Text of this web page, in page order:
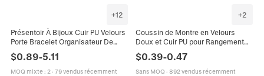
+12
Présentoir À Bijoux Cuir PU Velours
Porte Bracelet Organisateur De
Montre Support En T Étagère De
Rangement Amovible
$0.89-5.11
MOQ mixte: 2· 79 vendus récemment
+2
Coussin de Montre en Velours
Doux et Cuir PU pour Rangement
de Bijoux Bracelets Support
Organisateur de Boîte de Montre
$0.39-0.47
Sans MOQ · 892 vendus récemment